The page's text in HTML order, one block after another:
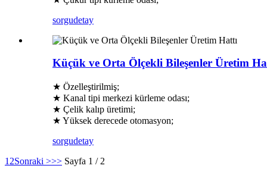
sorgudetay
Küçük ve Orta Ölçekli Bileşenler Üretim
★ Özelleştirilmiş;
★ Kanal tipi merkezi kürleme odası;
★ Çelik kalıp üretimi;
★ Yüksek derecede otomasyon;
sorgudetay
1 2Sonraki >>> Sayfa 1 / 2